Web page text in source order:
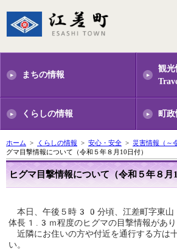
まちの情報
観光
くらしの情報 町
ホーム > くらしの情報 > 安心・安全 > 災害情報（～
グマ目撃情報について（令和５年８月10日付）
ヒグマ目撃情報について（令和５年８月
本日、午後５時30分頃、江差町字東山
体長1.3ｍ程度のヒグマの目撃情報があり
近隣にお住いの方や付近を通行する方は
い。